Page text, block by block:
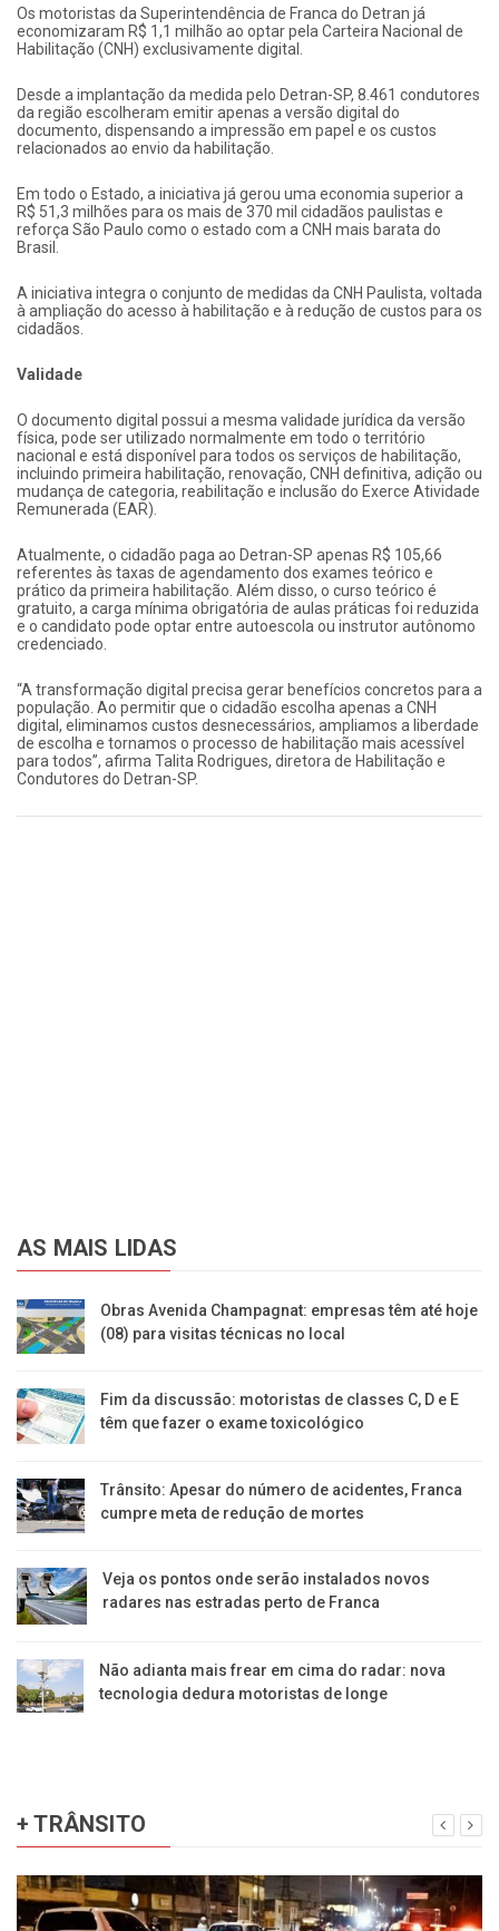
Os motoristas da Superintendência de Franca do Detran já
economizaram R$ 1,1 milhão ao optar pela Carteira Nacional de
Habilitação (CNH) exclusivamente digital.
Desde a implantação da medida pelo Detran-SP, 8.461 condutores
da região escolheram emitir apenas a versão digital do
documento, dispensando a impressão em papel e os custos
relacionados ao envio da habilitação.
Em todo o Estado, a iniciativa já gerou uma economia superior a
R$ 51,3 milhões para os mais de 370 mil cidadãos paulistas e
reforça São Paulo como o estado com a CNH mais barata do
Brasil.
A iniciativa integra o conjunto de medidas da CNH Paulista, voltada
à ampliação do acesso à habilitação e à redução de custos para os
cidadãos.
Validade
O documento digital possui a mesma validade jurídica da versão
física, pode ser utilizado normalmente em todo o território
nacional e está disponível para todos os serviços de habilitação,
incluindo primeira habilitação, renovação, CNH definitiva, adição ou
mudança de categoria, reabilitação e inclusão do Exerce Atividade
Remunerada (EAR).
Atualmente, o cidadão paga ao Detran-SP apenas R$ 105,66
referentes às taxas de agendamento dos exames teórico e
prático da primeira habilitação. Além disso, o curso teórico é
gratuito, a carga mínima obrigatória de aulas práticas foi reduzida
e o candidato pode optar entre autoescola ou instrutor autônomo
credenciado.
“A transformação digital precisa gerar benefícios concretos para a
população. Ao permitir que o cidadão escolha apenas a CNH
digital, eliminamos custos desnecessários, ampliamos a liberdade
de escolha e tornamos o processo de habilitação mais acessível
para todos”, afirma Talita Rodrigues, diretora de Habilitação e
Condutores do Detran-SP.
AS MAIS LIDAS
Obras Avenida Champagnat: empresas têm até hoje
(08) para visitas técnicas no local
Fim da discussão: motoristas de classes C, D e E
têm que fazer o exame toxicológico
Trânsito: Apesar do número de acidentes, Franca
cumpre meta de redução de mortes
Veja os pontos onde serão instalados novos
radares nas estradas perto de Franca
Não adianta mais frear em cima do radar: nova
tecnologia dedura motoristas de longe
+ TRÂNSITO